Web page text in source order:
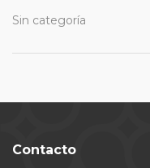
Sin categoría
Contacto